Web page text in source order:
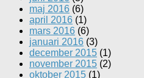
maj 2016 (6)
april 2016 (1)
mars 2016 (6)
januari 2016 (3)
december 2015 (1)
november 2015 (2)
oktober 2015 (1)